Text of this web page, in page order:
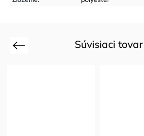
Súvisiaci tovar
Previous